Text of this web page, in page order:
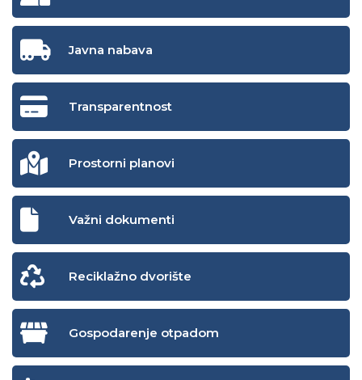
Javna nabava
Transparentnost
Prostorni planovi
Važni dokumenti
Reciklažno dvorište
Gospodarenje otpadom